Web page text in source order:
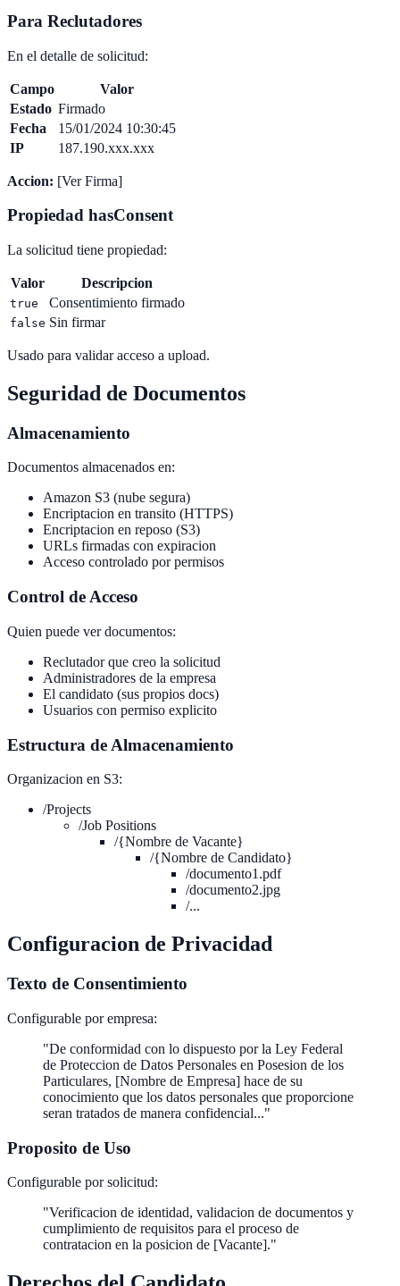
Para Reclutadores
En el detalle de solicitud:
Campo
Valor
Estado Firmado
Fecha
15/01/2024 10:30:45
IP
187.190.xxx.xxx
Accion: [Ver Firma]
Propiedad hasConsent
La solicitud tiene propiedad:
Valor Descripcion
true Consentimiento firmado
false Sin firmar
Usado para validar acceso a upload.
Seguridad de Documentos
Almacenamiento
Documentos almacenados en:
Amazon S3 (nube segura)
Encriptacion en transito (HTTPS)
Encriptacion en reposo (S3)
URLs firmadas con expiracion
Acceso controlado por permisos
Control de Acceso
Quien puede ver documentos:
Reclutador que creo la solicitud
Administradores de la empresa
El candidato (sus propios docs)
Usuarios con permiso explicito
Estructura de Almacenamiento
Organizacion en S3:
/Projects
/Job Positions
/{Nombre de Vacante}
/{Nombre de Candidato}
/documento1.pdf
/documento2.jpg
/...
Configuracion de Privacidad
Texto de Consentimiento
Configurable por empresa:
"De conformidad con lo dispuesto por la Ley Federal
de Proteccion de Datos Personales en Posesion de los
Particulares, [Nombre de Empresa] hace de su
conocimiento que los datos personales que proporcione
seran tratados de manera confidencial..."
Proposito de Uso
Configurable por solicitud:
"Verificacion de identidad, validacion de documentos y
cumplimiento de requisitos para el proceso de
contratacion en la posicion de [Vacante]."